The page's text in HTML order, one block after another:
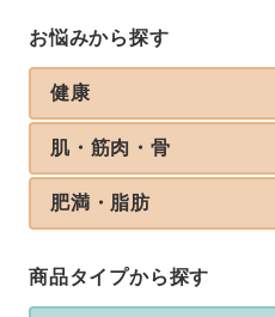
お悩みから探す
健康
肌・筋肉・骨
肥満・脂肪
商品タイプから探す